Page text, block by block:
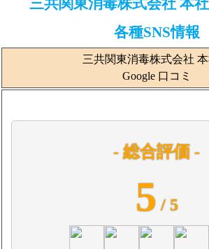
各種SNS情報
三共関東消毒株式会社
Google 口コミ
- 総合評価 -
5 / 5